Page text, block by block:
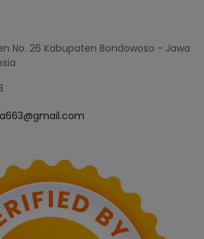
No. 26 Kabupaten Bondowoso - Jawa